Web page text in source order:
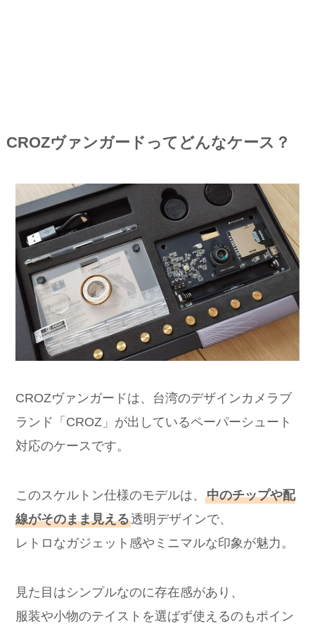
CROZヴァンガードってどんなケース？
CROZヴァンガードは、台湾のデザインカメラブ
ランド「CROZ」が出しているペーパーシュート
対応のケースです。
このスケルトン仕様のモデルは、中のチップや配
線がそのまま見える透明デザインで、
レトロなガジェット感やミニマルな印象が魅力。
見た目はシンプルなのに存在感があり、
服装や小物のテイストを選ばず使えるのもポイン